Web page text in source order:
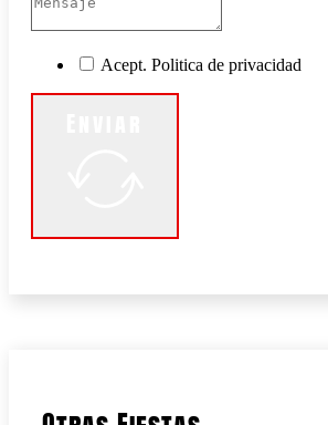
Acept. Politica de privacidad